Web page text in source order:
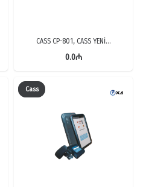
CASS CP-801, CASS YENİ…
0.0₼
Cass